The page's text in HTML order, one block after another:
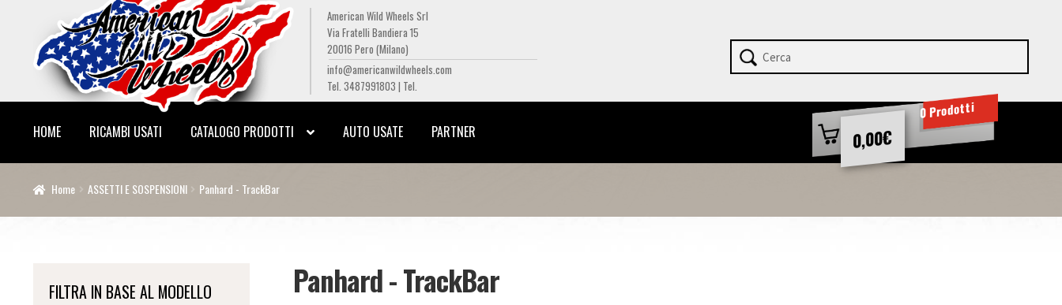
Vai
alla
navigazione
Vai
al
contenuto
HOME RICAMBI USATI CATALOGO PRODOTTI AUTO USATE PARTNER 0,00€
0 Prodotti
Home ASSETTI E SOSPENSIONI Panhard - TrackBar
American Wild Wheels Srl
Via Fratelli Bandiera 15
20016 Pero (Milano)
info@americanwildwheels.com
Tel. 3487991803 | Tel.
Panhard - TrackBar
FILTRA IN BASE AL MODELLO